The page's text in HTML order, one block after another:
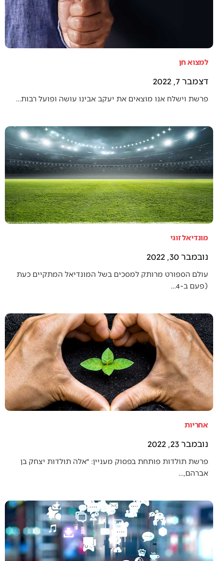
למצוא חן
דצמבר 7, 2022
פרשת וישלח אנו מוצאים את יעקב אבינו עושה ופועל רבות…
מונדיאל זוגי
נובמבר 30, 2022
עולם הספורט מרותק למסכים בשל המונדיאל המתקיים כעת
(פעם ב-4…
אחריות
נובמבר 23, 2022
פרשת תולדות פותחת בפסוק מעניין: ״אלה תולדות יצחק בן
אברהם,…